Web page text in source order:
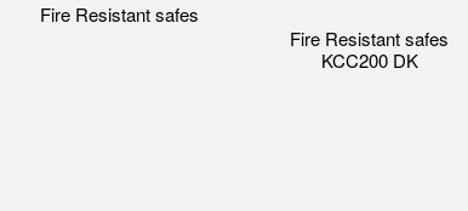
Fire Resistant safes
Fire Resistant safes
KCC200 DK